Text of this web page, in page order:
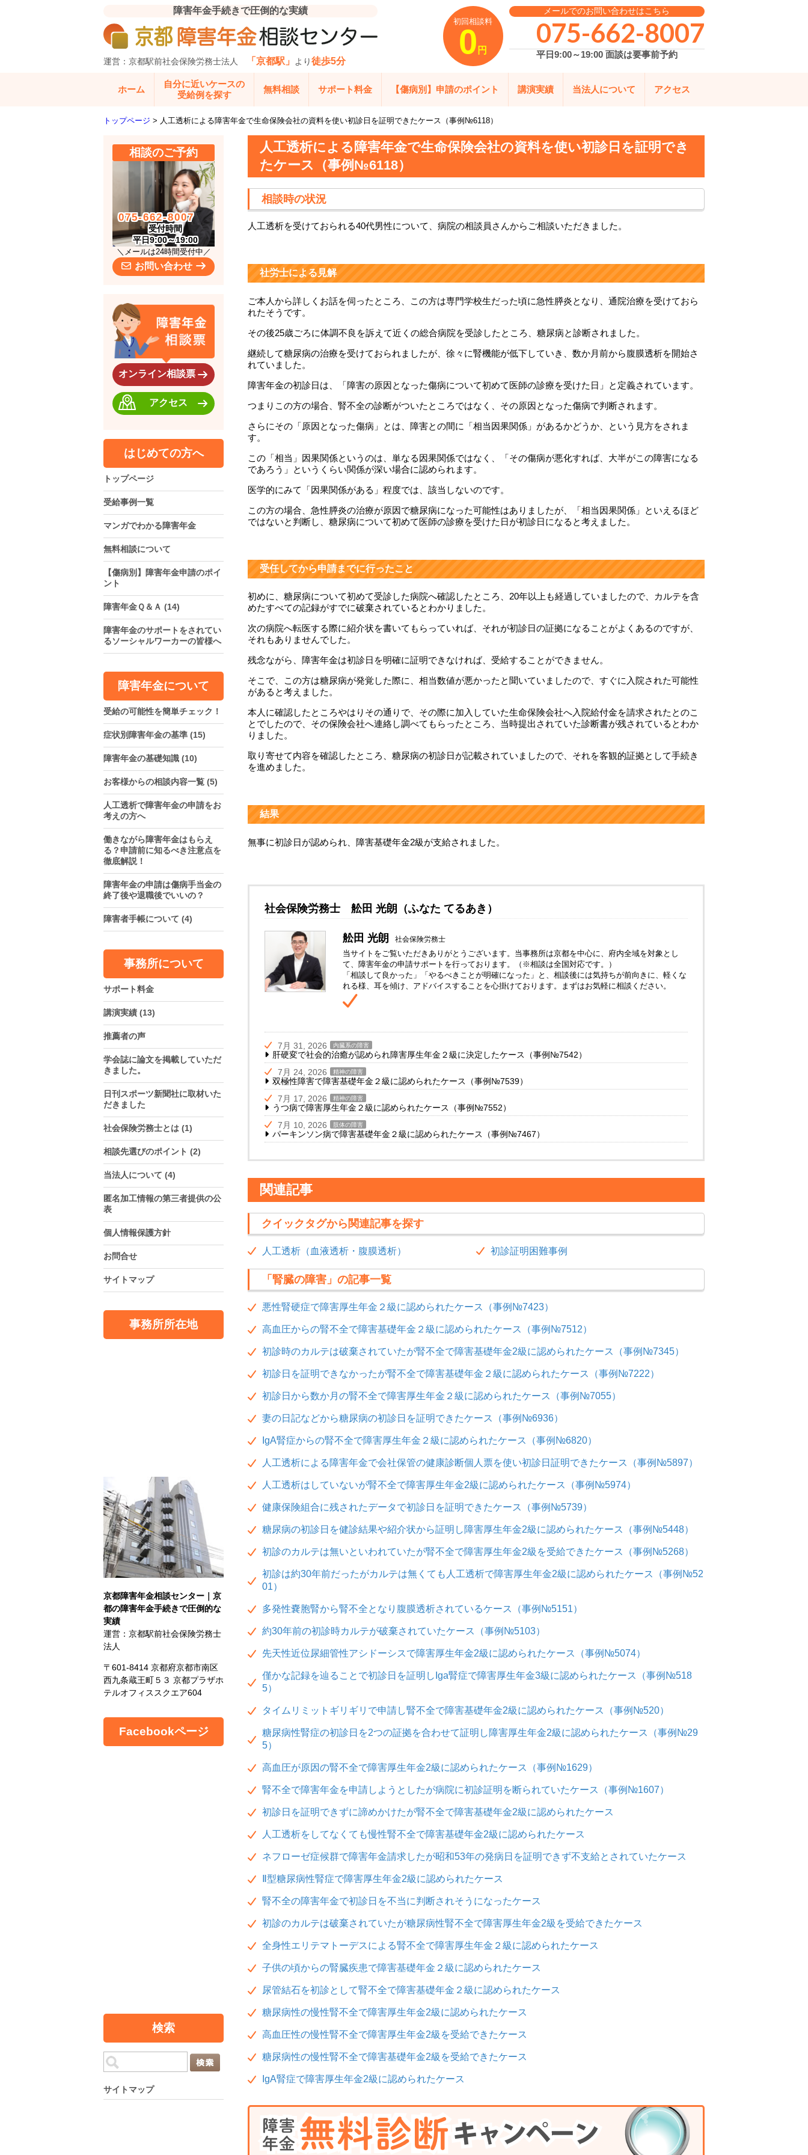
障害年金手続きで圧倒的な実績
運営：京都駅前社会保険労務士法人 「京都駅」 より徒歩5分
初回相談料
0 円
メールでのお問い合わせはこちら
075-662-8007
平日9:00～19:00 面談は要事前予約
ホーム
自分に近いケースの
受給例を探す
無料相談 サポート料金 【傷病別】申請のポイント 講演実績 当法人について アクセス
トップページ > 人工透析による障害年金で生命保険会社の資料を使い初診日を証明できたケース（事例№6118）
相談のご予約
075-662-8007
受付時間
平日9:00～19:00
＼メールは24時間受付中／
お問い合わせ
オンライン相談票
アクセス
はじめての方へ
トップページ
受給事例一覧
マンガでわかる障害年金
無料相談について
【傷病別】障害年金申請のポイ
ント
障害年金Ｑ＆Ａ (14)
障害年金のサポートをされてい
るソーシャルワーカーの皆様へ
障害年金について
受給の可能性を簡単チェック！
症状別障害年金の基準 (15)
障害年金の基礎知識 (10)
お客様からの相談内容一覧 (5)
人工透析で障害年金の申請をお
考えの方へ
働きながら障害年金はもらえ
る？申請前に知るべき注意点を
徹底解説！
障害年金の申請は傷病手当金の
終了後や退職後でいいの？
障害者手帳について (4)
事務所について
サポート料金
講演実績 (13)
推薦者の声
学会誌に論文を掲載していただ
きました。
日刊スポーツ新聞社に取材いた
だきました
社会保険労務士とは (1)
相談先選びのポイント (2)
当法人について (4)
匿名加工情報の第三者提供の公
表
個人情報保護方針
お問合せ
サイトマップ
事務所所在地
京都障害年金相談センター｜京
都の障害年金手続きで圧倒的な
実績
運営：京都駅前社会保険労務士
法人
〒601-8414 京都府京都市南区
西九条蔵王町５３ 京都プラザホ
テルオフィススクエア604
Facebookページ
検索
サイトマップ
人工透析による障害年金で生命保険会社の資料を使い初診日を証明でき
たケース（事例№6118）
相談時の状況
人工透析を受けておられる40代男性について、病院の相談員さんからご相談いただきました。
社労士による見解
ご本人から詳しくお話を伺ったところ、この方は専門学校生だった頃に急性膵炎となり、通院治療を受けておら
れたそうです。
その後25歳ごろに体調不良を訴えて近くの総合病院を受診したところ、糖尿病と診断されました。
継続して糖尿病の治療を受けておられましたが、徐々に腎機能が低下していき、数か月前から腹膜透析を開始さ
れていました。
障害年金の初診日は、「障害の原因となった傷病について初めて医師の診療を受けた日」と定義されています。
つまりこの方の場合、腎不全の診断がついたところではなく、その原因となった傷病で判断されます。
さらにその「原因となった傷病」とは、障害との間に「相当因果関係」があるかどうか、という見方をされま
す。
この「相当」因果関係というのは、単なる因果関係ではなく、「その傷病が悪化すれば、大半がこの障害になる
であろう」というくらい関係が深い場合に認められます。
医学的にみて「因果関係がある」程度では、該当しないのです。
この方の場合、急性膵炎の治療が原因で糖尿病になった可能性はありましたが、「相当因果関係」といえるほど
ではないと判断し、糖尿病について初めて医師の診療を受けた日が初診日になると考えました。
受任してから申請までに行ったこと
初めに、糖尿病について初めて受診した病院へ確認したところ、20年以上も経過していましたので、カルテを含
めたすべての記録がすでに破棄されているとわかりました。
次の病院へ転医する際に紹介状を書いてもらっていれば、それが初診日の証拠になることがよくあるのですが、
それもありませんでした。
残念ながら、障害年金は初診日を明確に証明できなければ、受給することができません。
そこで、この方は糖尿病が発覚した際に、相当数値が悪かったと聞いていましたので、すぐに入院された可能性
があると考えました。
本人に確認したところやはりその通りで、その際に加入していた生命保険会社へ入院給付金を請求されたとのこ
とでしたので、その保険会社へ連絡し調べてもらったところ、当時提出されていた診断書が残されているとわか
りました。
取り寄せて内容を確認したところ、糖尿病の初診日が記載されていましたので、それを客観的証拠として手続き
を進めました。
結果
無事に初診日が認められ、障害基礎年金2級が支給されました。
社会保険労務士 舩田 光朗（ふなた てるあき）
舩田 光朗 社会保険労務士
当サイトをご覧いただきありがとうございます。当事務所は京都を中心に、府内全域を対象とし
て、障害年金の申請サポートを行っております。（※相談は全国対応です。）
「相談して良かった」「やるべきことが明確になった」と、相談後には気持ちが前向きに、軽くな
れる様、耳を傾け、アドバイスすることを心掛けております。まずはお気軽に相談ください。
7月 31, 2026 内臓系の障害
肝硬変で社会的治癒が認められ障害厚生年金２級に決定したケース（事例№7542）
7月 24, 2026
精神の障害
双極性障害で障害基礎年金２級に認められたケース（事例№7539）
7月 17, 2026
精神の障害
うつ病で障害厚生年金２級に認められたケース（事例№7552）
7月 10, 2026
肢体の障害
パーキンソン病で障害基礎年金２級に認められたケース（事例№7467）
関連記事
クイックタグから関連記事を探す
人工透析（血液透析・腹膜透析） 初診証明困難事例
「腎臓の障害」の記事一覧
悪性腎硬症で障害厚生年金２級に認められたケース（事例№7423）
高血圧からの腎不全で障害基礎年金２級に認められたケース（事例№7512）
初診時のカルテは破棄されていたが腎不全で障害基礎年金2級に認められたケース（事例№7345）
初診日を証明できなかったが腎不全で障害基礎年金２級に認められたケース（事例№7222）
初診日から数か月の腎不全で障害厚生年金２級に認められたケース（事例№7055）
妻の日記などから糖尿病の初診日を証明できたケース（事例№6936）
IgA腎症からの腎不全で障害厚生年金２級に認められたケース（事例№6820）
人工透析による障害年金で会社保管の健康診断個人票を使い初診日証明できたケース（事例№5897）
人工透析はしていないが腎不全で障害厚生年金2級に認められたケース（事例№5974）
健康保険組合に残されたデータで初診日を証明できたケース（事例№5739）
糖尿病の初診日を健診結果や紹介状から証明し障害厚生年金2級に認められたケース（事例№5448）
初診のカルテは無いといわれていたが腎不全で障害厚生年金2級を受給できたケース（事例№5268）
初診は約30年前だったがカルテは無くても人工透析で障害厚生年金2級に認められたケース（事例№52
01）
多発性嚢胞腎から腎不全となり腹膜透析されているケース（事例№5151）
約30年前の初診時カルテが破棄されていたケース（事例№5103）
先天性近位尿細管性アシドーシスで障害厚生年金2級に認められたケース（事例№5074）
僅かな記録を辿ることで初診日を証明しIga腎症で障害厚生年金3級に認められたケース（事例№518
5）
タイムリミットギリギリで申請し腎不全で障害基礎年金2級に認められたケース（事例№520）
糖尿病性腎症の初診日を2つの証拠を合わせて証明し障害厚生年金2級に認められたケース（事例№29
5）
高血圧が原因の腎不全で障害厚生年金2級に認められたケース（事例№1629）
腎不全で障害年金を申請しようとしたが病院に初診証明を断られていたケース（事例№1607）
初診日を証明できずに諦めかけたが腎不全で障害基礎年金2級に認められたケース
人工透析をしてなくても慢性腎不全で障害基礎年金2級に認められたケース
ネフローゼ症候群で障害年金請求したが昭和53年の発病日を証明できず不支給とされていたケース
Ⅱ型糖尿病性腎症で障害厚生年金2級に認められたケース
腎不全の障害年金で初診日を不当に判断されそうになったケース
初診のカルテは破棄されていたが糖尿病性腎不全で障害厚生年金2級を受給できたケース
全身性エリテマトーデスによる腎不全で障害厚生年金２級に認められたケース
子供の頃からの腎臓疾患で障害基礎年金２級に認められたケース
尿管結石を初診として腎不全で障害基礎年金２級に認められたケース
糖尿病性の慢性腎不全で障害厚生年金2級に認められたケース
高血圧性の慢性腎不全で障害厚生年金2級を受給できたケース
糖尿病性の慢性腎不全で障害基礎年金2級を受給できたケース
IgA腎症で障害厚生年金2級に認められたケース